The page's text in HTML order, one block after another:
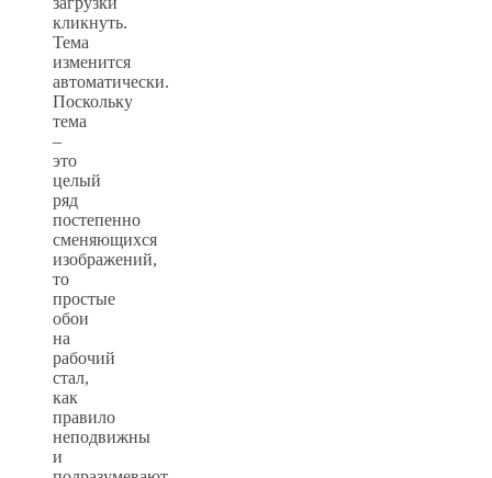
кликнуть.
Тема
изменится
автоматически.
Поскольку
тема
–
это
целый
ряд
постепенно
сменяющихся
изображений,
то
простые
обои
на
рабочий
стал,
как
правило
неподвижны
и